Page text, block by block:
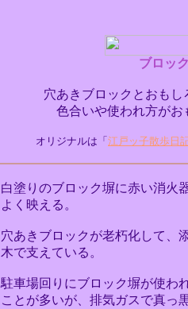
ブロッ
穴あきブロックとおも
色合いや使われ方が
オリジナルは「 江戸ッ子散歩日
白塗りのブロック塀に赤い消火
よく映える。
穴あきブロックが老朽化して、
木で支えている。
駐車場回りにブロック塀が使わ
ことが多いが、排気ガスで真っ